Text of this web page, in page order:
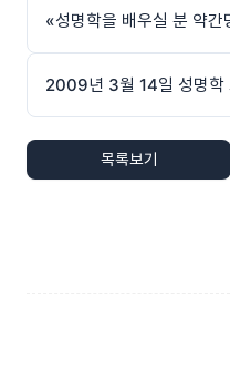
«성명학을 배우실 분 약간
목록보기